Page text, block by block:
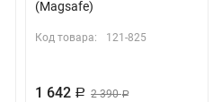
(Magsafe)
Код товара: 121-825
1 642 Р 2 390Р